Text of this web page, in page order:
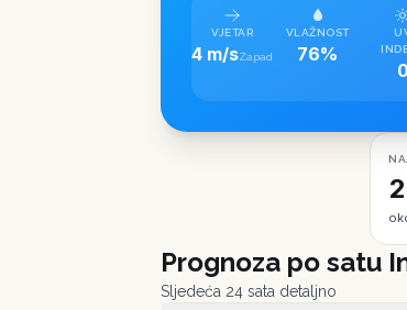
VJETAR
4 m/sZapad
VLAŽNOST
76%
0
Prognoza po satu
Sljedeća 24 sata detaljno